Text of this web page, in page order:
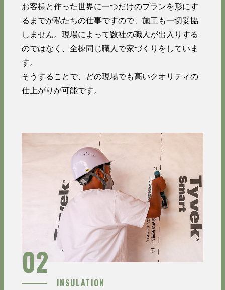
お客様と作った世界に一つだけのプランを形にす
るまでが私たちの仕事ですので、施工も一切妥協
しません。現場によって数社の職人が出入りする
のではなく、全棟同じ職人で家づくりをしていま
す。
そうすることで、どの現場でも高いクオリティの
仕上がりが可能です。
02
INSULATION